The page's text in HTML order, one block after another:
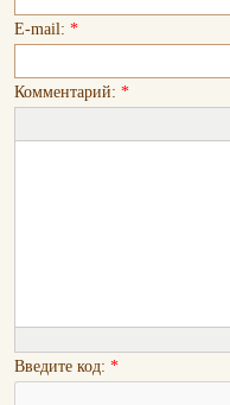
E-mail: *
Комментарий: *
Введите код: *